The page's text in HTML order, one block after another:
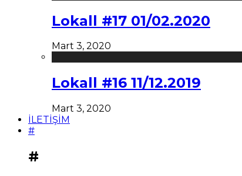
Lokall #17 01/02.2020
Mart 3, 2020
Lokall #16 11/12.2019
Mart 3, 2020
İLETİŞİM
#
#